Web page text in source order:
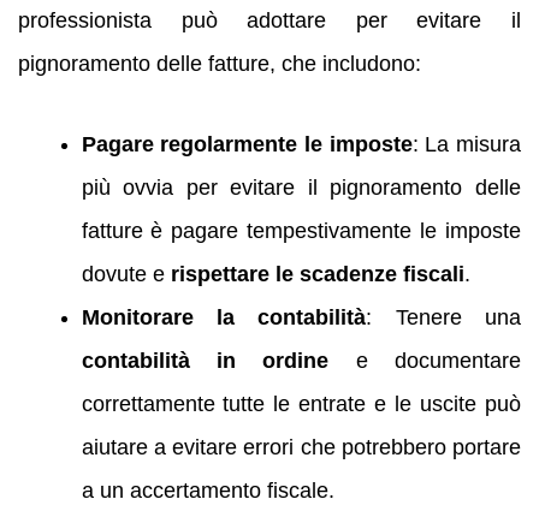
professionista può adottare per evitare il
pignoramento delle fatture, che includono:
Pagare regolarmente le imposte: La misura
più ovvia per evitare il pignoramento delle
fatture è pagare tempestivamente le imposte
dovute e rispettare le scadenze fiscali.
Monitorare la contabilità: Tenere una
contabilità in ordine e documentare
correttamente tutte le entrate e le uscite può
aiutare a evitare errori che potrebbero portare
a un accertamento fiscale.